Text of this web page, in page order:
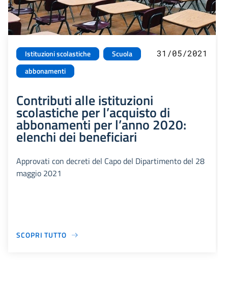
Istituzioni scolastiche
Scuola
abbonamenti
31/05/2021
Contributi alle istituzioni
scolastiche per l’acquisto di
abbonamenti per l’anno 2020:
elenchi dei beneficiari
Approvati con decreti del Capo del Dipartimento del 28
maggio 2021
SCOPRI TUTTO